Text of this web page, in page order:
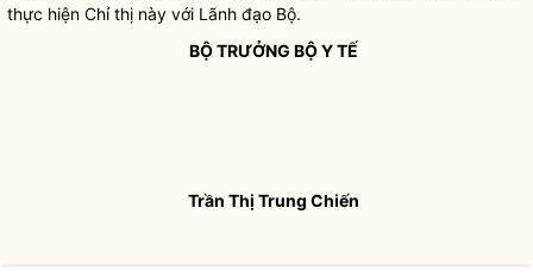
thực hiện Chỉ thị này với Lãnh đạo Bộ.
BỘ TRƯỞNG BỘ Y TẾ
Trần Thị Trung Chiến